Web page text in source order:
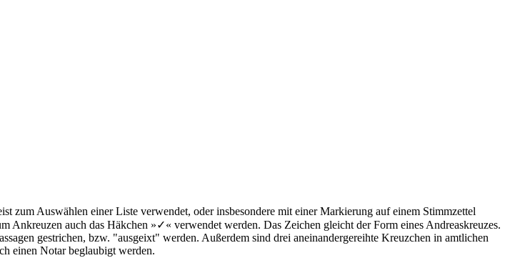
zum Auswählen einer Liste verwendet, oder insbesondere mit einer Markierung auf einem Stimmzettel
Ankreuzen auch das Häkchen »✓« verwendet werden. Das Zeichen gleicht der Form eines Andreaskreuzes.
gestrichen, bzw. "ausgeixt" werden. Außerdem sind drei aneinandergereihte Kreuzchen in amtlichen
einen Notar beglaubigt werden.